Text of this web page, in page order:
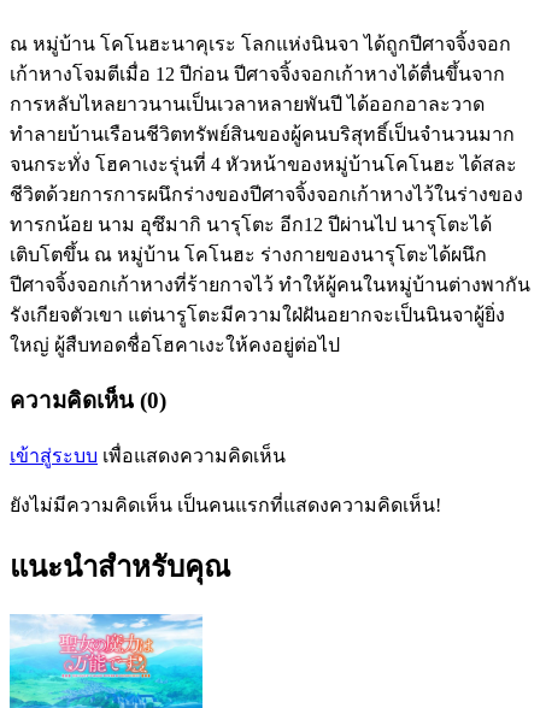
ณ หมู่บ้าน โคโนฮะนาคุเระ โลกแห่งนินจา ได้ถูกปีศาจจิ้งจอก
เก้าหางโจมตีเมื่อ 12 ปีก่อน ปีศาจจิ้งจอกเก้าหางได้ตื่นขึ้นจาก
การหลับไหลยาวนานเป็นเวลาหลายพันปี ได้ออกอาละวาด
ทำลายบ้านเรือนชีวิตทรัพย์สินของผู้คนบริสุทธิ์เป็นจำนวนมาก
จนกระทั่ง โฮคาเงะรุ่นที่ 4 หัวหน้าของหมู่บ้านโคโนฮะ ได้สละ
ชีวิตด้วยการการผนึกร่างของปีศาจจิ้งจอกเก้าหางไว้ในร่างของ
ทารกน้อย นาม อุซึมากิ นารุโตะ อีก12 ปีผ่านไป นารุโตะได้
เติบโตขึ้น ณ หมู่บ้าน โคโนฮะ ร่างกายของนารุโตะได้ผนึก
ปีศาจจิ้งจอกเก้าหางที่ร้ายกาจไว้ ทำให้ผู้คนในหมู่บ้านต่างพากัน
รังเกียจตัวเขา แต่นารูโตะมีความใฝ่ฝันอยากจะเป็นนินจาผู้ยิ่ง
ใหญ่ ผู้สืบทอดชื่อโฮคาเงะให้คงอยู่ต่อไป
ความคิดเห็น (0)
เข้าสู่ระบบ เพื่อแสดงความคิดเห็น
ยังไม่มีความคิดเห็น เป็นคนแรกที่แสดงความคิดเห็น!
แนะนำสำหรับคุณ